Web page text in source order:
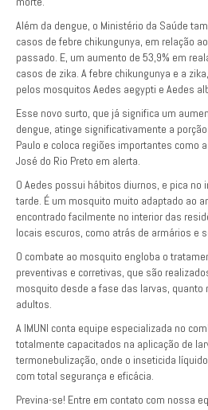
Além da dengue, o Ministério da Saúde
casos de febre chikungunya, em relação
passado. E, um aumento de 53,9% em
casos de zika. A febre chikungunya e a
pelos mosquitos Aedes aegypti e Aedes
Esse novo surto, que já significa um
dengue, atinge significativamente a
Paulo e coloca regiões importantes como
José do Rio Preto em alerta.
O Aedes possui hábitos diurnos, e pica no
tarde. É um mosquito muito adaptado ao
encontrado facilmente no interior das
locais escuros, como atrás de armários e
O combate ao mosquito engloba o
preventivas e corretivas, que são
mosquito desde a fase das larvas,
adultos.
A IMUNI conta equipe especializada no
totalmente capacitados na aplicação de
termonebulização, onde o inseticida
com total segurança e eficácia.
Previna-se! Entre em contato com nossa